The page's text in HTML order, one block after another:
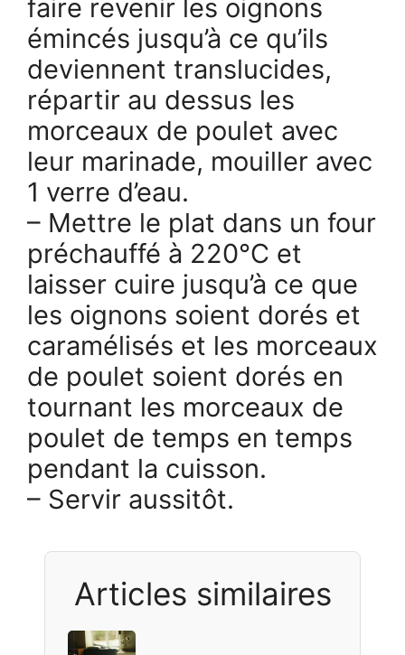
faire revenir les oignons
émincés jusqu’à ce qu’ils
deviennent translucides,
répartir au dessus les
morceaux de poulet avec
leur marinade, mouiller avec
1 verre d’eau.
– Mettre le plat dans un four
préchauffé à 220°C et
laisser cuire jusqu’à ce que
les oignons soient dorés et
caramélisés et les morceaux
de poulet soient dorés en
tournant les morceaux de
poulet de temps en temps
pendant la cuisson.
– Servir aussitôt.
Articles similaires